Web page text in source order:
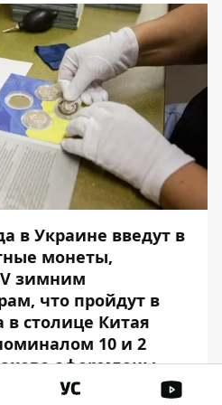
в Украине введут в
монеты,
зимним
что пройдут в
в столице Китая
10 и 2
оформлены.